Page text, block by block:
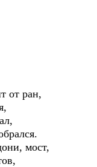
от ран,
мост,